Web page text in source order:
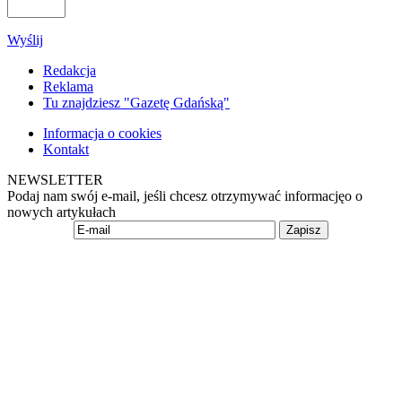
Wyślij
Redakcja
Reklama
Tu znajdziesz "Gazetę Gdańską"
Informacja o cookies
Kontakt
NEWSLETTER
Podaj nam swój e-mail, jeśli chcesz otrzymywać informacjęo o
nowych artykułach
Zapisz